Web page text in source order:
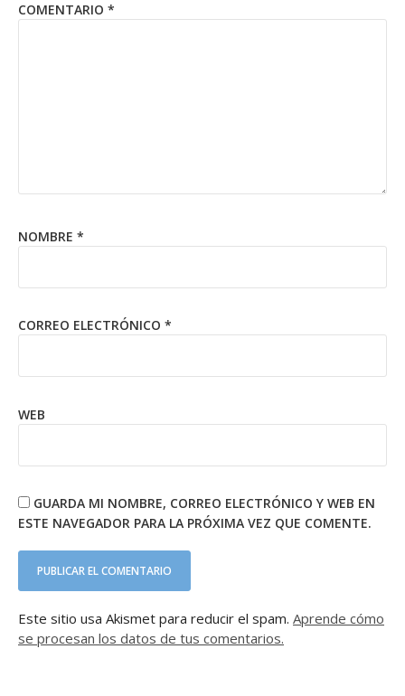
COMENTARIO *
NOMBRE *
CORREO ELECTRÓNICO *
WEB
GUARDA MI NOMBRE, CORREO ELECTRÓNICO Y WEB EN
ESTE NAVEGADOR PARA LA PRÓXIMA VEZ QUE COMENTE.
Este sitio usa Akismet para reducir el spam. Aprende cómo
se procesan los datos de tus comentarios.